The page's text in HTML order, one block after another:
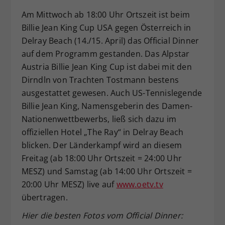
Am Mittwoch ab 18:00 Uhr Ortszeit ist beim
Billie Jean King Cup USA gegen Österreich in
Delray Beach (14./15. April) das Official Dinner
auf dem Programm gestanden. Das Alpstar
Austria Billie Jean King Cup ist dabei mit den
Dirndln von Trachten Tostmann bestens
ausgestattet gewesen. Auch US-Tennislegende
Billie Jean King, Namensgeberin des Damen-
Nationenwettbewerbs, ließ sich dazu im
offiziellen Hotel „The Ray“ in Delray Beach
blicken. Der Länderkampf wird an diesem
Freitag (ab 18:00 Uhr Ortszeit = 24:00 Uhr
MESZ) und Samstag (ab 14:00 Uhr Ortszeit =
20:00 Uhr MESZ) live aufwww.oetv.tv
übertragen.
Hier die besten Fotos vom Official Dinner:
Zweck
Dieser Wert speichert Ihre Consent-
Einstellungen. Unter anderem eine
zufällig generierte ID, für die
historische Speicherung Ihrer
vorgenommen Einstellungen, falls der
Webseiten-Betreiber dies eingestellt
hat.